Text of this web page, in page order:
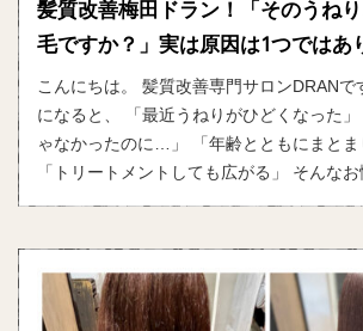
髪質改善梅田ドラン！「そのうね
毛ですか？」実は原因は1つではあ
こんにちは。 髪質改善専門サロンDRANで
になると、 「最近うねりがひどくなった
ゃなかったのに…」 「年齢とともにまとま
「トリートメントしても広がる」 そんな